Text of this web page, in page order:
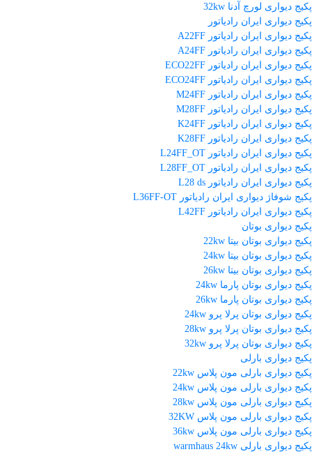
پکیج دیواری لورچ آدنا 32kw
پکیج دیواری ایران رادیاتور
پکیج دیواری ایران رادیاتور A22FF
پکیج دیواری ایران رادیاتور A24FF
پکیج دیواری ایران رادیاتور ECO22FF
پکیج دیواری ایران رادیاتور ECO24FF
پکیج دیواری ایران رادیاتور M24FF
پکیج دیواری ایران رادیاتور M28FF
پکیج دیواری ایران رادیاتور K24FF
پکیج دیواری ایران رادیاتور K28FF
پکیج دیواری ایران رادیاتور L24FF_OT
پکیج دیواری ایران رادیاتور L28FF_OT
پکیج دیواری ایران رادیاتور L28 ds
پکیج شوفاژ دیواری ایران رادیاتور L36FF-OT
پکیج دیواری ایران رادیاتور L42FF
پکیج دیواری بوتان
پکیج دیواری بوتان بیتا 22kw
پکیج دیواری بوتان بیتا 24kw
پکیج دیواری بوتان بیتا 26kw
پکیج دیواری بوتان پارما 24kw
پکیج دیواری بوتان پارما 26kw
پکیج دیواری بوتان پرلا پرو 24kw
پکیج دیواری بوتان پرلا پرو 28kw
پکیج دیواری بوتان پرلا پرو 32kw
پکیج دیواری بارلی
پکیج دیواری بارلی مون پلاس 22kw
پکیج دیواری بارلی مون پلاس 24kw
پکیج دیواری بارلی مون پلاس 28kw
پکیج دیواری بارلی مون پلاس 32KW
پکیج دیواری بارلی مون پلاس 36kw
پکیج دیواری بارلی warmhaus 24kw